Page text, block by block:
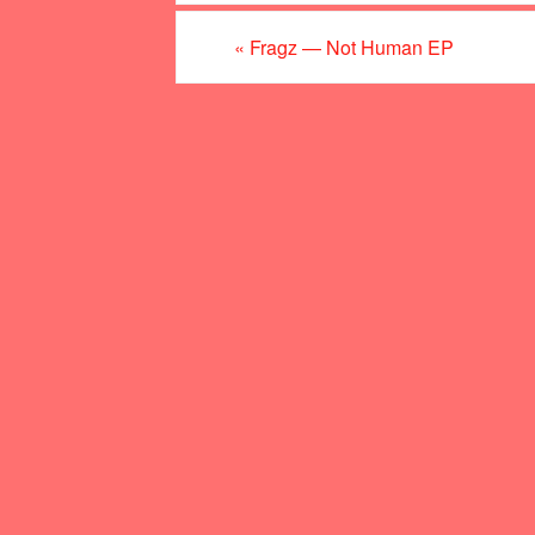
« Fragz — Not Human EP